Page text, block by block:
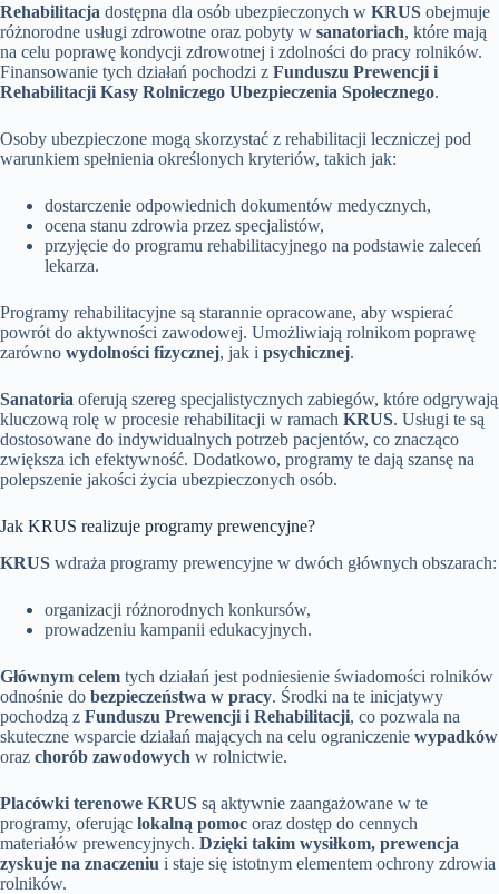
Rehabilitacja dostępna dla osób ubezpieczonych w KRUS obejmuje
różnorodne usługi zdrowotne oraz pobyty w sanatoriach, które mają
na celu poprawę kondycji zdrowotnej i zdolności do pracy rolników.
Finansowanie tych działań pochodzi z Funduszu Prewencji i
Rehabilitacji Kasy Rolniczego Ubezpieczenia Społecznego.
Osoby ubezpieczone mogą skorzystać z rehabilitacji leczniczej pod
warunkiem spełnienia określonych kryteriów, takich jak:
dostarczenie odpowiednich dokumentów medycznych,
ocena stanu zdrowia przez specjalistów,
przyjęcie do programu rehabilitacyjnego na podstawie zaleceń
lekarza.
Programy rehabilitacyjne są starannie opracowane, aby wspierać
powrót do aktywności zawodowej. Umożliwiają rolnikom poprawę
zarówno wydolności fizycznej, jak i psychicznej.
Sanatoria oferują szereg specjalistycznych zabiegów, które odgrywają
kluczową rolę w procesie rehabilitacji w ramach KRUS. Usługi te są
dostosowane do indywidualnych potrzeb pacjentów, co znacząco
zwiększa ich efektywność. Dodatkowo, programy te dają szansę na
polepszenie jakości życia ubezpieczonych osób.
Jak KRUS realizuje programy prewencyjne?
KRUS wdraża programy prewencyjne w dwóch głównych obszarach:
organizacji różnorodnych konkursów,
prowadzeniu kampanii edukacyjnych.
Głównym celem tych działań jest podniesienie świadomości rolników
odnośnie do bezpieczeństwa w pracy. Środki na te inicjatywy
pochodzą z Funduszu Prewencji i Rehabilitacji, co pozwala na
skuteczne wsparcie działań mających na celu ograniczenie wypadków
oraz chorób zawodowych w rolnictwie.
Placówki terenowe KRUS są aktywnie zaangażowane w te
programy, oferując lokalną pomoc oraz dostęp do cennych
materiałów prewencyjnych. Dzięki takim wysiłkom, prewencja
zyskuje na znaczeniu i staje się istotnym elementem ochrony zdrowia
rolników.